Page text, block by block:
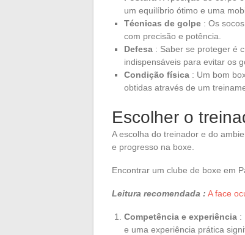
um equilíbrio ótimo e uma
Técnicas de golpe : Os
com precisão e potência.
Defesa : Saber se proteger é
indispensáveis para evitar os
Condição física : Um bom
obtidas através de um
Escolher o
A escolha do treinador e do
e progresso na boxe.
Encontrar um clube de boxe em
Leitura recomendada : A face
Competência e experiência :
e uma experiência prática